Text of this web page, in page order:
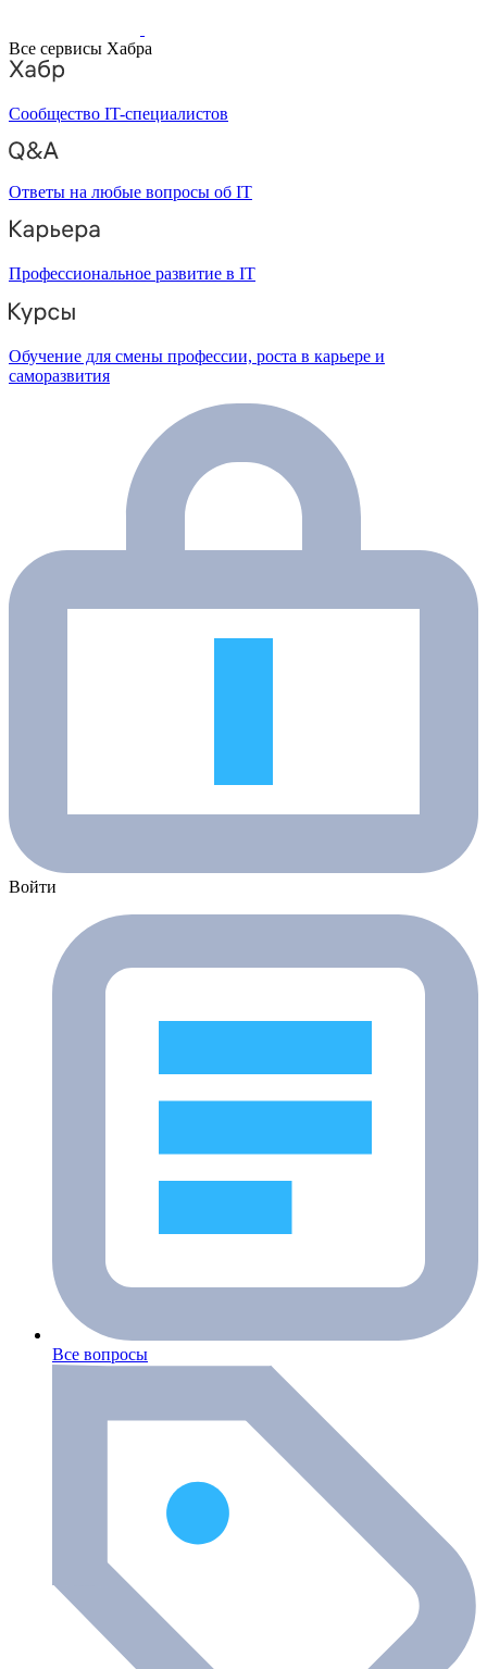
Все сервисы Хабра
Сообщество IT-специалистов
Ответы на любые вопросы об IT
Профессиональное развитие в IT
Обучение для смены профессии, роста в карьере и
саморазвития
Войти
Все вопросы